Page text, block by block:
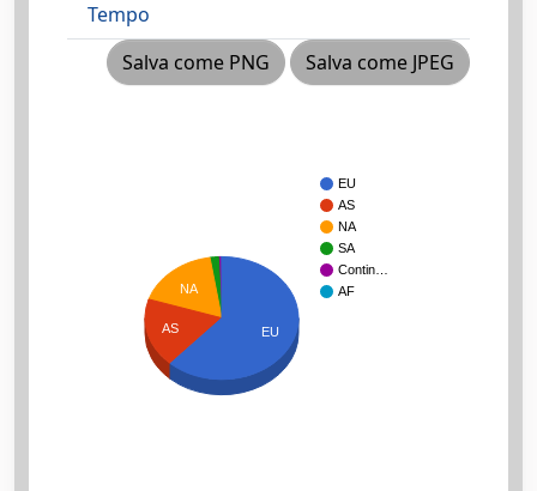
Tempo
Salva come PNG
Salva come JPEG
EU
AS
NA
SA
Contin…
AF
NA
AS EU